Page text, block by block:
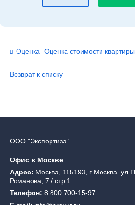
Оценка Оценка стоимости
Возврат к списку
ООО "Экспертиза"
Офис в Москве
Адрес: Москва, 115193, г Москва, ул
Романова, 7 / стр 1
Телефон: 8 800 700-15-97